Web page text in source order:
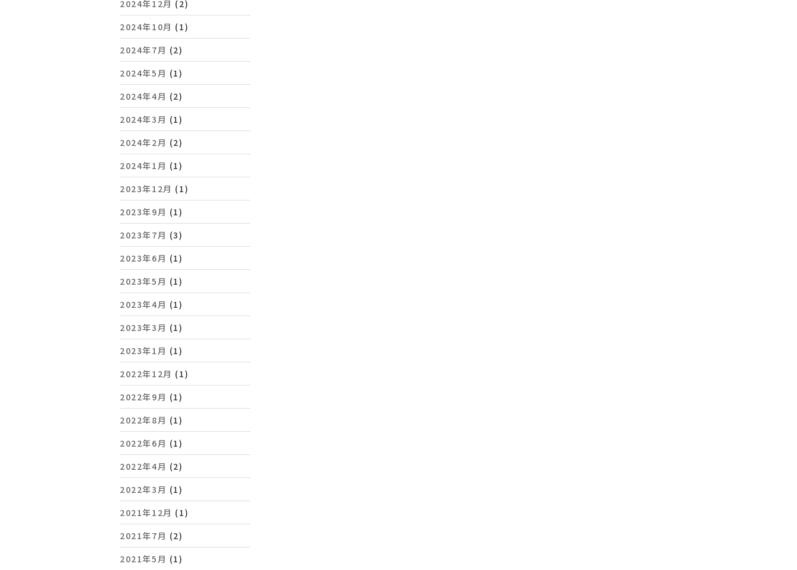
2024年12月 (2)
2024年10月 (1)
2024年7月 (2)
2024年5月 (1)
2024年4月 (2)
2024年3月 (1)
2024年2月 (2)
2024年1月 (1)
2023年12月 (1)
2023年9月 (1)
2023年7月 (3)
2023年6月 (1)
2023年5月 (1)
2023年4月 (1)
2023年3月 (1)
2023年1月 (1)
2022年12月 (1)
2022年9月 (1)
2022年8月 (1)
2022年6月 (1)
2022年4月 (2)
2022年3月 (1)
2021年12月 (1)
2021年7月 (2)
2021年5月 (1)